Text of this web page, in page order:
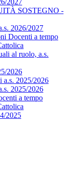
2027
SOSTEGNO -
2026/2027
Docenti a tempo
al ruolo, a.s.
2026
a.s. 2025/2026
2025/2026
a tempo
2025